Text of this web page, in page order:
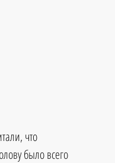
что
было всего